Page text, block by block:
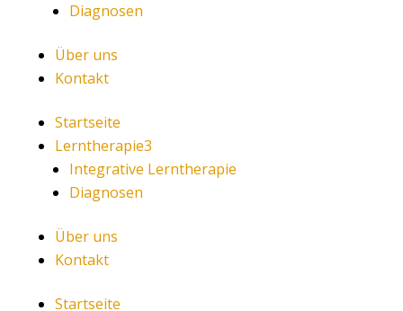
Diagnosen
Über uns
Kontakt
Startseite
Lerntherapie3
Integrative Lerntherapie
Diagnosen
Über uns
Kontakt
Startseite